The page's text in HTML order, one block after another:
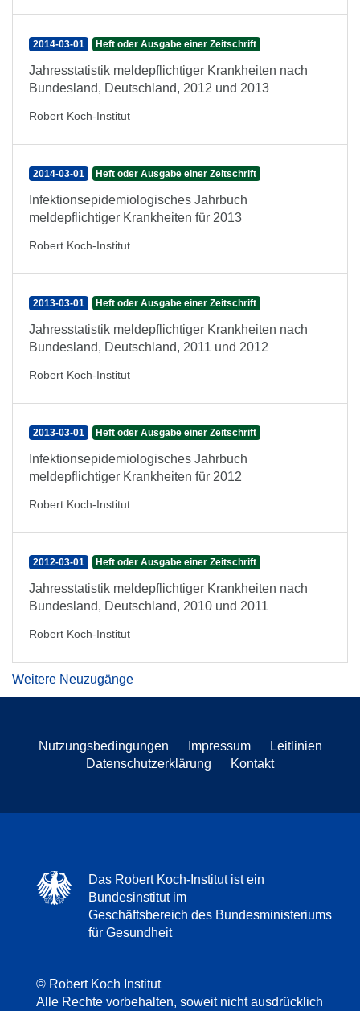
2014-03-01 Heft oder Ausgabe einer Zeitschrift
Jahresstatistik meldepflichtiger Krankheiten nach
Bundesland, Deutschland, 2012 und 2013
Robert Koch-Institut
2014-03-01 Heft oder Ausgabe einer Zeitschrift
Infektionsepidemiologisches Jahrbuch
meldepflichtiger Krankheiten für 2013
Robert Koch-Institut
2013-03-01 Heft oder Ausgabe einer Zeitschrift
Jahresstatistik meldepflichtiger Krankheiten nach
Bundesland, Deutschland, 2011 und 2012
Robert Koch-Institut
2013-03-01 Heft oder Ausgabe einer Zeitschrift
Infektionsepidemiologisches Jahrbuch
meldepflichtiger Krankheiten für 2012
Robert Koch-Institut
2012-03-01 Heft oder Ausgabe einer Zeitschrift
Jahresstatistik meldepflichtiger Krankheiten nach
Bundesland, Deutschland, 2010 und 2011
Robert Koch-Institut
Weitere Neuzugänge
Nutzungsbedingungen Impressum
Leitlinien
Datenschutzerklärung
Kontakt
Das Robert Koch-Institut ist ein
Bundesinstitut im
Geschäftsbereich des Bundesministeriums
für Gesundheit
© Robert Koch Institut
Alle Rechte vorbehalten, soweit nicht ausdrücklich